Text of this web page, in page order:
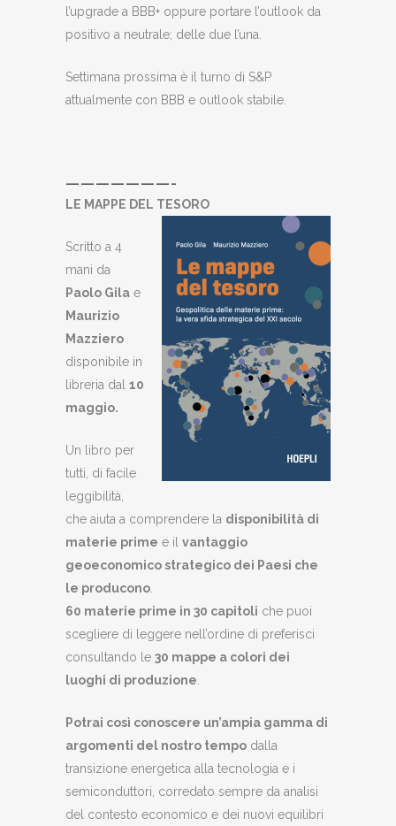
l’upgrade a BBB+ oppure portare l’outlook da
positivo a neutrale; delle due l’una.
Settimana prossima è il turno di S&P
attualmente con BBB e outlook stabile.
———————-
LE MAPPE DEL TESORO
Scritto a 4
mani da
Paolo Gila e
Maurizio
Mazziero
disponibile in
libreria dal 10
maggio.
Un libro per
tutti, di facile
leggibilità,
che aiuta a comprendere la disponibilità di
materie prime e il vantaggio
geoeconomico strategico dei Paesi che
le producono
60 materie prime in 30 capitoli che puoi
scegliere di leggere nell’ordine di preferisci
consultando le 30 mappe a colori dei
luoghi di produzione
Potrai così conoscere un’ampia gamma di
argomenti del nostro tempo dalla
transizione energetica alla tecnologia e i
semiconduttori, corredato sempre da analisi
del contesto economico e dei nuovi equilibri